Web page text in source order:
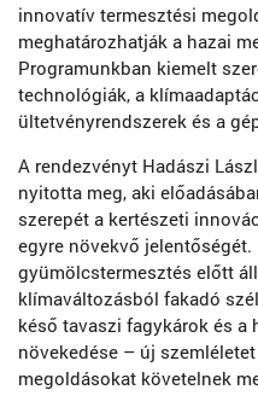
innovatív termesztési
meghatározhatják a hazai
Programunkban kiemelt
technológiák, a
ültetvényrendszerek és a
A rendezvényt Hadászi
nyitotta meg, aki
szerepét a kertészeti
egyre növekvő
gyümölcstermesztés előtt
klímaváltozásból fakadó
késő tavaszi fagykárok és a
növekedése – új
megoldásokat követelnek